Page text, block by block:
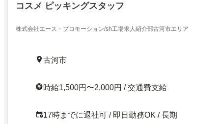
コスメ ピッキングスタッフ
株式会社エース・プロモーション/sh工場求人紹介部古河市エリア
古河市
時給1,500円〜2,000円 / 交通費支給
17時までに退社可 / 即日勤務OK / 長期